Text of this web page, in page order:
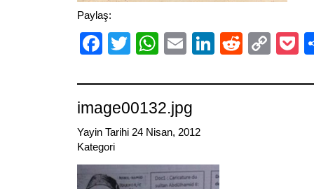
Paylaş:
Facebook
TwitterWhatsApp
EmailLinkedIn
Reddit
image00132.jpg
Yayin Tarihi 24 Nisan, 2012
Kategori